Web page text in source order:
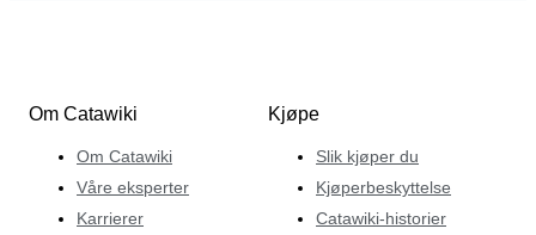
Om Catawiki
Om Catawiki
Våre eksperter
Karrierer
Kjøpe
Slik kjøper du
Kjøperbeskyttelse
Catawiki-historier